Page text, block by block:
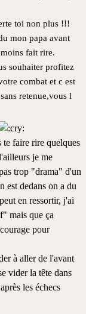
toi non plus !!!
mon papa avant
fait rire.
souhaiter profitez
combat et c est
retenue,vous l
faire rire quelques
je me
trop "drama" d'un
est dedans on a du
en ressortir, j'ai
mais que ça
pour
à aller de l'avant
vider la tête dans
les échecs